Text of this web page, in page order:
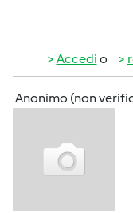
Accedi o
Anonimo (non